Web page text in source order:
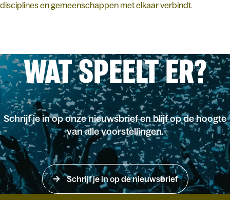
disciplines en gemeenschappen met elkaar verbindt.
WAT SPEELT ER?
Schrijf je in op onze nieuwsbrief en blijf op de hoogte
van alle voorstellingen.
Schrijf je in op de nieuwsbrief